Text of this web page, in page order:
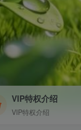
VIP特权介绍
VIP特权介绍